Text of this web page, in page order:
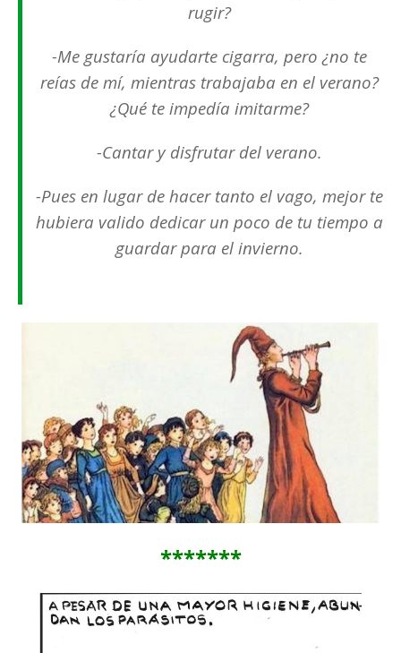
rugir?
-Me gustaría ayudarte cigarra, pero ¿no te
reías de mí, mientras trabajaba en el verano?
¿Qué te impedía imitarme?
-Cantar y disfrutar del verano.
-Pues en lugar de hacer tanto el vago, mejor te
hubiera valido dedicar un poco de tu tiempo a
guardar para el invierno.
*******